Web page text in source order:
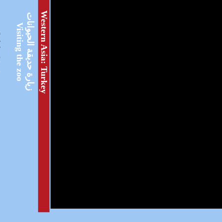
Western Asia: Turkeyزيارة حديقة الحيواناتVisiting the zoo